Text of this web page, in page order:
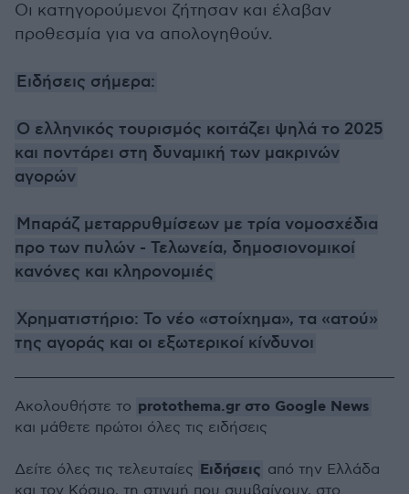
Οι κατηγορούμενοι ζήτησαν και έλαβαν
προθεσμία για να απολογηθούν.
Ειδήσεις σήμερα:
Ο ελληνικός τουρισμός κοιτάζει ψηλά το 2025
και ποντάρει στη δυναμική των μακρινών
αγορών
Μπαράζ μεταρρυθμίσεων με τρία νομοσχέδια
προ των πυλών - Τελωνεία, δημοσιονομικοί
κανόνες και κληρονομιές
Χρηματιστήριο: Το νέο «στοίχημα», τα «ατού»
της αγοράς και οι εξωτερικοί κίνδυνοι
Ακολουθήστε το protothema.gr στο Google News
και μάθετε πρώτοι όλες τις ειδήσεις
Δείτε όλες τις τελευταίες Ειδήσεις από την Ελλάδα